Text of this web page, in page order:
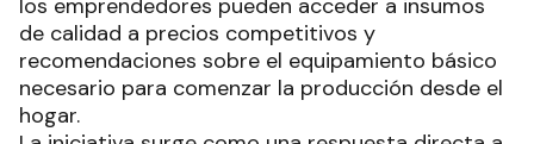
los emprendedores pueden acceder a insumos
de calidad a precios competitivos y
recomendaciones sobre el equipamiento básico
necesario para comenzar la producción desde el
hogar.